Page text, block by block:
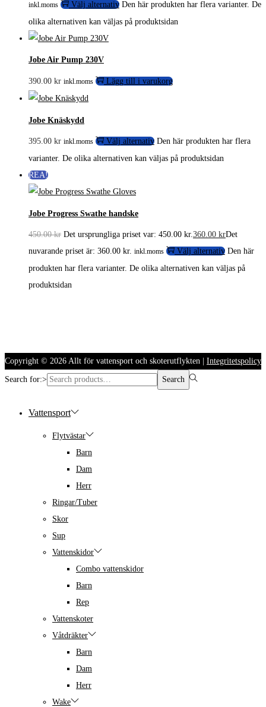
inkl.moms Välj alternativ Den här produkten har flera varianter. De
olika alternativen kan väljas på produktsidan
Jobe Air Pump 230V
390.00 kr inkl.moms Lägg till i varukorg
Jobe Knäskydd
395.00 kr inkl.moms Välj alternativ Den här produkten har flera
varianter. De olika alternativen kan väljas på produktsidan
REA!
Jobe Progress Swathe handske
450.00kr Det ursprungliga priset var: 450.00 kr.360.00 krDet
nuvarande priset är: 360.00 kr. inkl.moms Välj alternativ Den här
produkten har flera varianter. De olika alternativen kan väljas på
produktsidan
Copyright © 2026 Allt för vattensport och skoterutflykten Integritetspolicy
Search for:> Search
Vattensport
Flytvästar
Barn
Dam
Herr
Ringar/Tuber
Skor
Sup
Vattenskidor
Combo vattenskidor
Barn
Rep
Vattenskoter
Våtdräkter
Barn
Dam
Herr
Wake